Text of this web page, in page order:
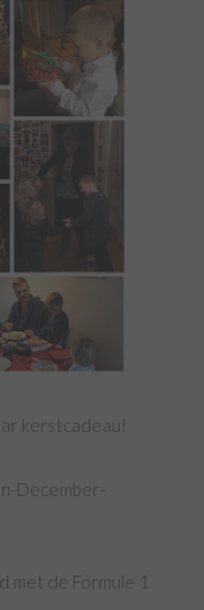
kerstcadeau!
met de Formule 1